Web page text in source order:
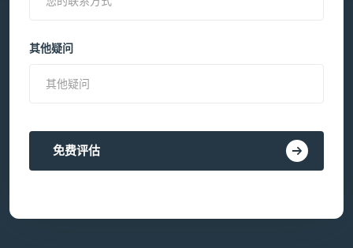
其他疑问
免费评估